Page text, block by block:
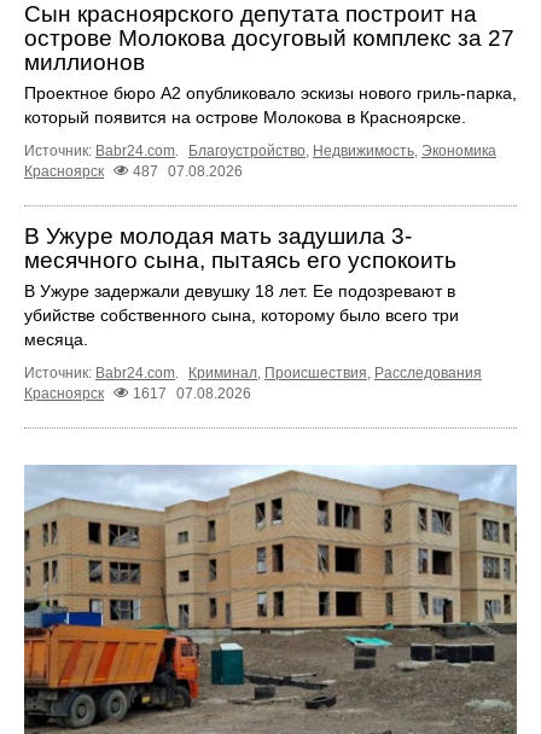
Сын красноярского депутата построит на
острове Молокова досуговый комплекс за 27
миллионов
Проектное бюро А2 опубликовало эскизы нового гриль-парка,
который появится на острове Молокова в Красноярске.
Источник: Babr24.com. Благоустройство, Недвижимость, Экономика
Красноярск
487 07.08.2026
В Ужуре молодая мать задушила 3-
месячного сына, пытаясь его успокоить
В Ужуре задержали девушку 18 лет. Ее подозревают в
убийстве собственного сына, которому было всего три
месяца.
Источник: Babr24.com. Криминал, Происшествия, Расследования
Красноярск
1617 07.08.2026